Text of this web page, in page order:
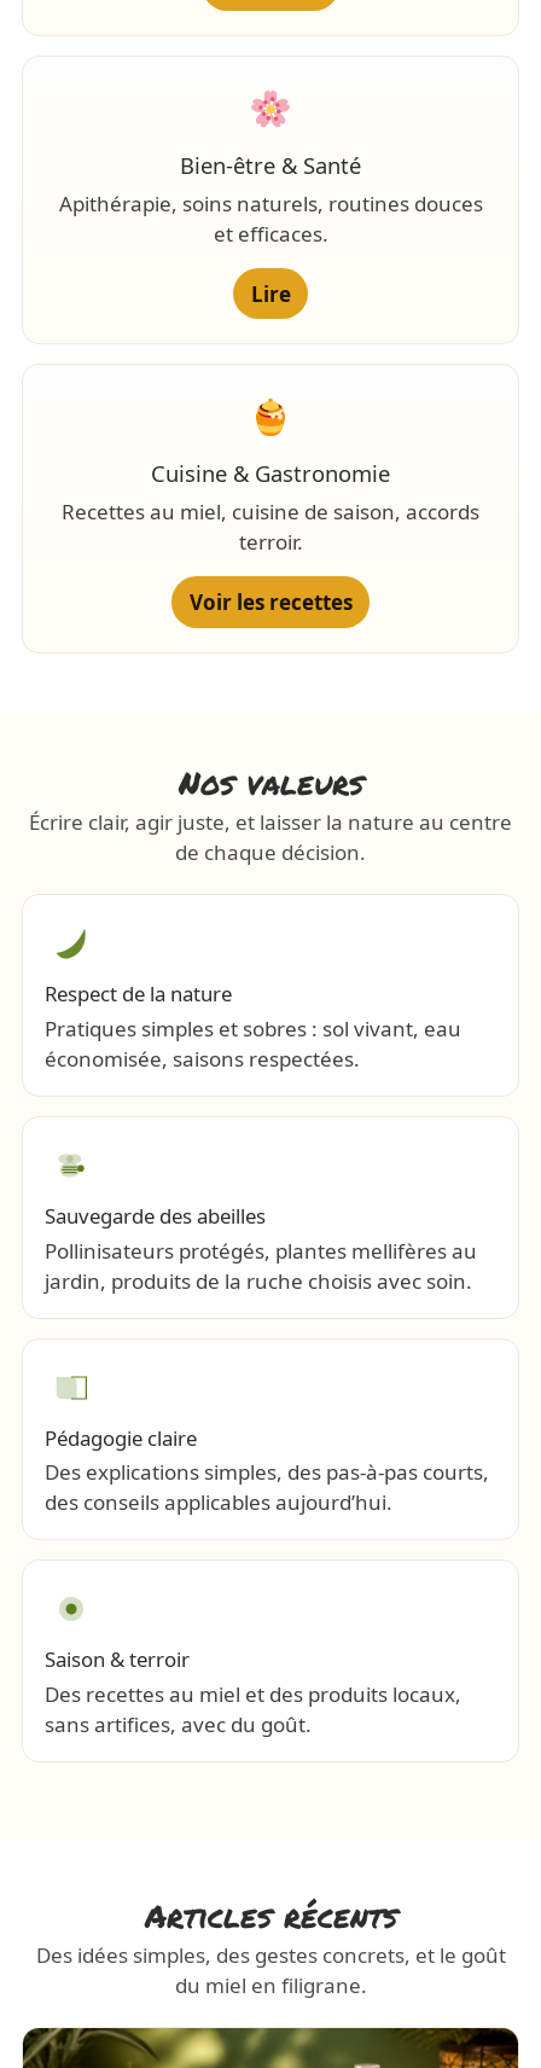
Bien-être & Santé
Apithérapie, soins naturels, routines douces
et efficaces.
Lire
Cuisine & Gastronomie
Recettes au miel, cuisine de saison, accords
terroir.
Voir les recettes
Nos valeurs
Écrire clair, agir juste, et laisser la nature au centre
de chaque décision.
Respect de la nature
Pratiques simples et sobres : sol vivant, eau
économisée, saisons respectées.
Sauvegarde des abeilles
Pollinisateurs protégés, plantes mellifères au
jardin, produits de la ruche choisis avec soin.
Pédagogie claire
Des explications simples, des pas-à-pas courts,
des conseils applicables aujourd’hui.
Saison & terroir
Des recettes au miel et des produits locaux,
sans artifices, avec du goût.
Articles récents
Des idées simples, des gestes concrets, et le goût
du miel en filigrane.